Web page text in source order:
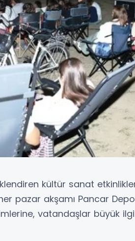
kültür sanat
pazar akşamı Pancar
vatandaşlar büyük ilgi